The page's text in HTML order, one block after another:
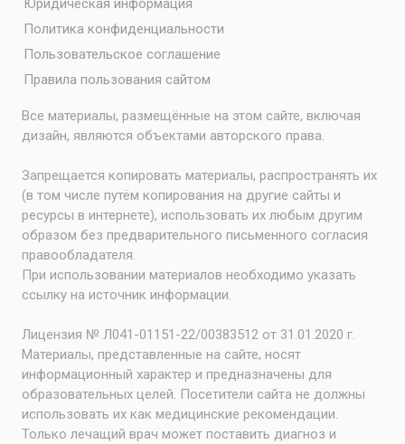
Политика конфиденциальности
Пользовательское соглашение
Правила пользования сайтом
Все материалы, размещённые на этом сайте, включая
дизайн, являются объектами авторского права.
Запрещается копировать материалы, распространять их
(в том числе путём копирования на другие сайты и
ресурсы в интернете), использовать их любым другим
образом без предварительного письменного согласия
правообладателя.
При использовании материалов необходимо указать
ссылку на источник информации.
Лицензия № Л041-01151-22/00383512 от 31.01.2020 г.
Материалы, представленные на сайте, носят
информационный характер и предназначены для
образовательных целей. Посетители сайта не должны
использовать их как медицинские рекомендации.
Только лечащий врач может поставить диагноз и